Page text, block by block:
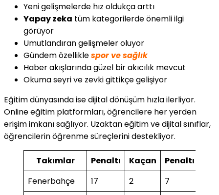
Yeni gelişmelerde hız oldukça arttı
Yapay zeka tüm kategorilerde önemli ilgi
görüyor
Umutlandıran gelişmeler oluyor
Gündem özelliklespor ve sağlık
Haber akışlarında güzel bir akıcılık mevcut
Okuma seyri ve zevki gittikçe gelişiyor
Eğitim dünyasında ise dijital dönüşüm hızla ilerliyor.
Online eğitim platformları, öğrencilere her yerden
erişim imkanı sağlıyor. Uzaktan eğitim ve dijital sınıflar,
öğrencilerin öğrenme süreçlerini destekliyor.
Takımlar Penaltı Kaçan Penaltı
Fenerbahçe
17 2 7